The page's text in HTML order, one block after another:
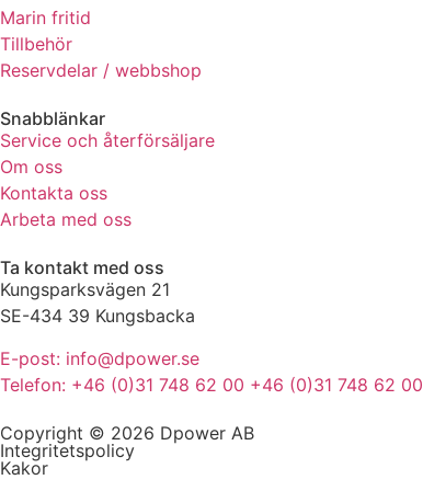
Marin fritid
Tillbehör
Reservdelar / webbshop
Snabblänkar
Service och återförsäljare
Om oss
Kontakta oss
Arbeta med oss
Ta kontakt med oss
Kungsparksvägen 21
SE-434 39 Kungsbacka
E-post: info@dpower.se
Telefon: +46 (0)31 748 62 00 +46 (0)31 748 62 00
Copyright © 2026 Dpower AB
Integritetspolicy
Kakor
de här
kakorna
kommer viss
funktionalitet
från
hemsidan.
Marknadsföring
med dig av dina
intressen och ditt
beteende när du
chansen att få se
personligt
och erbjudanden.